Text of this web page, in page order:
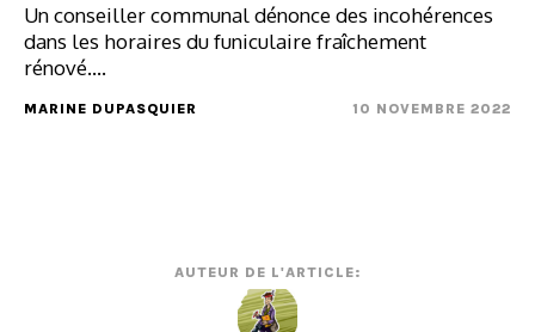
Un conseiller communal dénonce des incohérences
dans les horaires du funiculaire fraîchement
rénové....
MARINE DUPASQUIER 10 NOVEMBRE 2022
AUTEUR DE L'ARTICLE: